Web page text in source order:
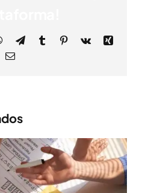
WhatsApp
TelegramTumblr Pinterest
Vk
Xing
Correo